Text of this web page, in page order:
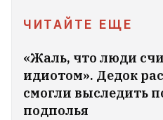
ЧИТАЙТЕ ЕЩЕ
«Жаль, что люди
идиотом». Дедок
смогли выследить
подполья